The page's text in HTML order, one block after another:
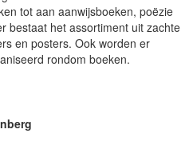
tot aan aanwijsboeken, poëzie
bestaat het assortiment uit zachte
en posters. Ook worden er
rondom boeken.